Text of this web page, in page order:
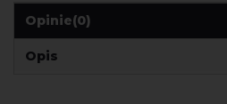
Opinie(0)
Opis